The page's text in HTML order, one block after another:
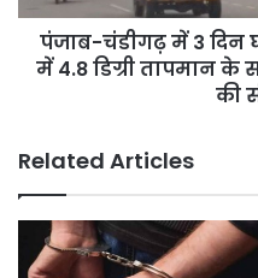
अलर्ट:आदमपुर
4.8
साथ
सबसे
कम,
को
पंजाब-चंडीगढ़ में 3 दिन
में 4.8 डिग्री तापमान
की
Related Articles